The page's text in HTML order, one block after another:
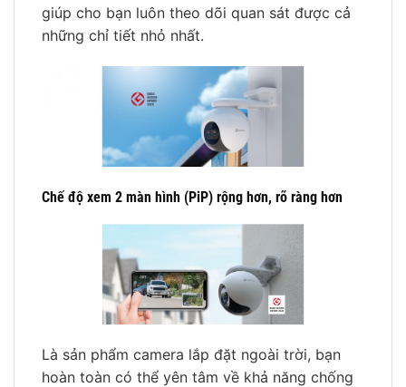
giúp cho bạn luôn theo dõi quan sát được cả
những chỉ tiết nhỏ nhất.
Chế độ xem 2 màn hình (PiP) rộng hơn, rõ ràng hơn
Là sản phẩm camera lắp đặt ngoài trời, bạn
hoàn toàn có thể yên tâm về khả năng chống